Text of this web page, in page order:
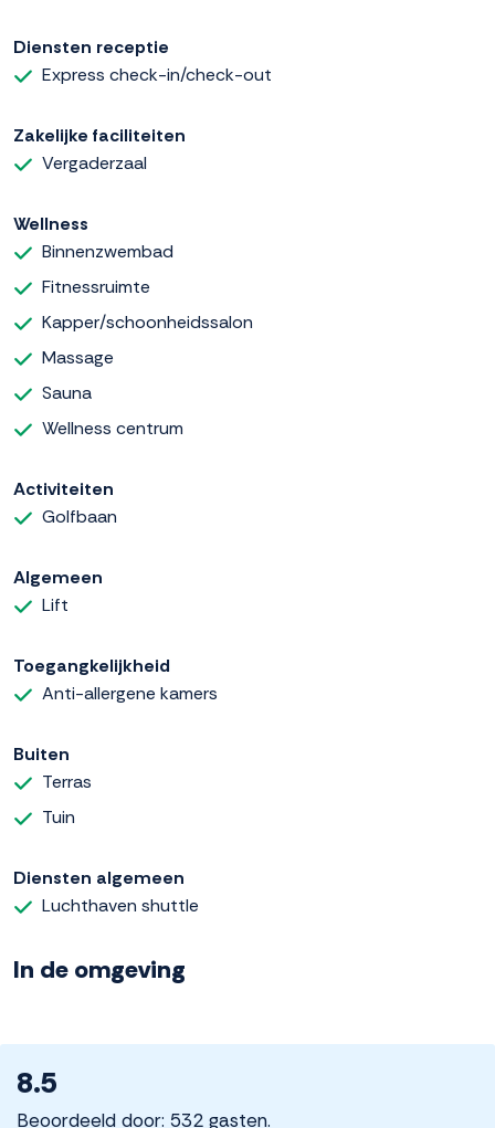
Diensten receptie
Express check-in/check-out
Zakelijke faciliteiten
Vergaderzaal
Wellness
Binnenzwembad
Fitnessruimte
Kapper/schoonheidssalon
Massage
Sauna
Wellness centrum
Activiteiten
Golfbaan
Algemeen
Lift
Toegangkelijkheid
Anti-allergene kamers
Buiten
Terras
Tuin
Diensten algemeen
Luchthaven shuttle
In de omgeving
8.5
Beoordeeld door: 532 gasten.